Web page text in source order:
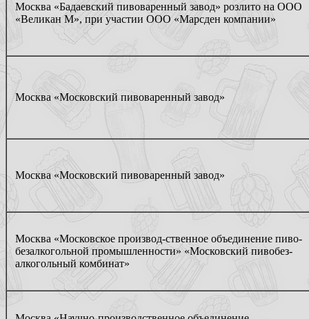
Москва «Бадаевский пивоваренный завод» розлито на ООО
«Великан М», при участии ООО «Марсден компании»
Москва «Московский пивоваренный завод»
Москва «Московский пивоваренный завод»
Москва «Московское производ-ственное объединение пиво-
безалкогольной промышленности» «Московский пивобез-
алкогольный комбинат»